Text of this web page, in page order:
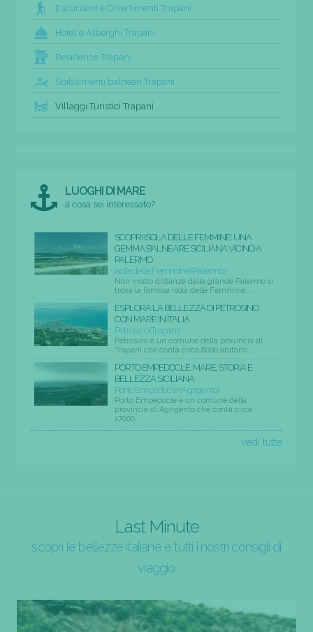
Escursioni e Divertimenti Trapani
Hotel e Alberghi Trapani
Residence Trapani
Stabilimenti balneari Trapani
Villaggi Turistici Trapani
LUOGHI DI MARE
a cosa sei interessato?
SCOPRI ISOLA DELLE FEMMINE: UNA
GEMMA BALNEARE SICILIANA VICINO A
PALERMO
Isola delle Femmine (Palermo)
Non molto distanze dalla grande Palermo si
trova la famosa Isola delle Femmine, ...
ESPLORA LA BELLEZZA DI PETROSINO
CON MARE IN ITALIA
Petrosino (Trapani)
Petrosino è un comune della provincia di
Trapani che conta circa 8000 abitanti....
PORTO EMPEDOCLE: MARE, STORIA E
BELLEZZA SICILIANA
Porto Empedocle (Agrigento)
Porto Empedocle è un comune della
provincia di Agrigento che conta circa
17000 ...
vedi tutte
Last Minute
scopri le bellezze italiane e tutti i nostri consigli di
viaggio